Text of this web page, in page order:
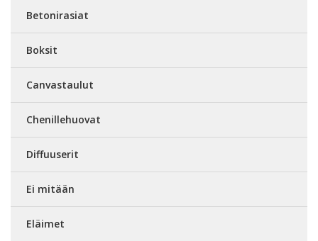
Betonirasiat
Boksit
Canvastaulut
Chenillehuovat
Diffuuserit
Ei mitään
Eläimet